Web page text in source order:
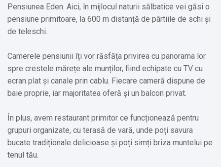
Pensiunea Eden. Aici, în mijlocul naturii sălbatice vei găsi o
pensiune primitoare, la 600 m distanță de pârtiile de schi și
de teleschi.
Camerele pensiunii îți vor răsfăța privirea cu panorama lor
spre crestele mărețe ale munților, fiind echipate cu TV cu
ecran plat și canale prin cablu. Fiecare cameră dispune de
baie proprie, iar majoritatea oferă și un balcon privat.
În plus, avem restaurant primitor ce funcționează pentru
grupuri organizate, cu terasă de vară, unde poți savura
bucate tradiționale delicioase și poți simți briza muntelui pe
tenul tău.